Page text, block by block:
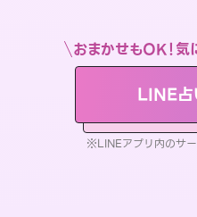
おまかせもOK！気
LINE占
※LINEアプリ内のサ